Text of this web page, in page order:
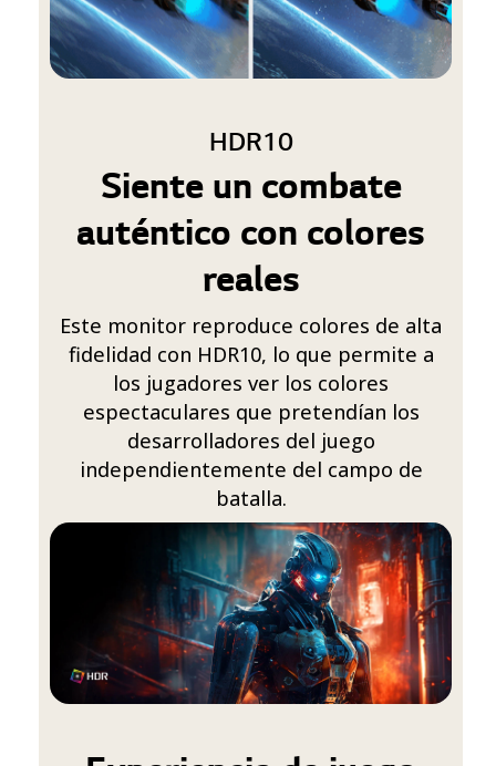
HDR10
Siente un combate
auténtico con colores
reales
Este monitor reproduce colores de alta
fidelidad con HDR10, lo que permite a
los jugadores ver los colores
espectaculares que pretendían los
desarrolladores del juego
independientemente del campo de
batalla.